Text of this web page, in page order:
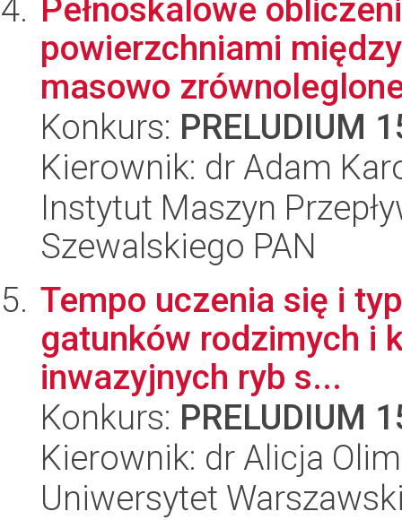
Pełnoskalowe
powierzchniami
masowo
Konkurs: PRELUDIUM
Kierownik: dr Adam
Instytut Maszyn
Szewalskiego PAN
Tempo uczenia się i
gatunków rodzimych i
inwazyjnych ryb s...
Konkurs: PRELUDIUM
Kierownik: dr Alicja
Uniwersytet